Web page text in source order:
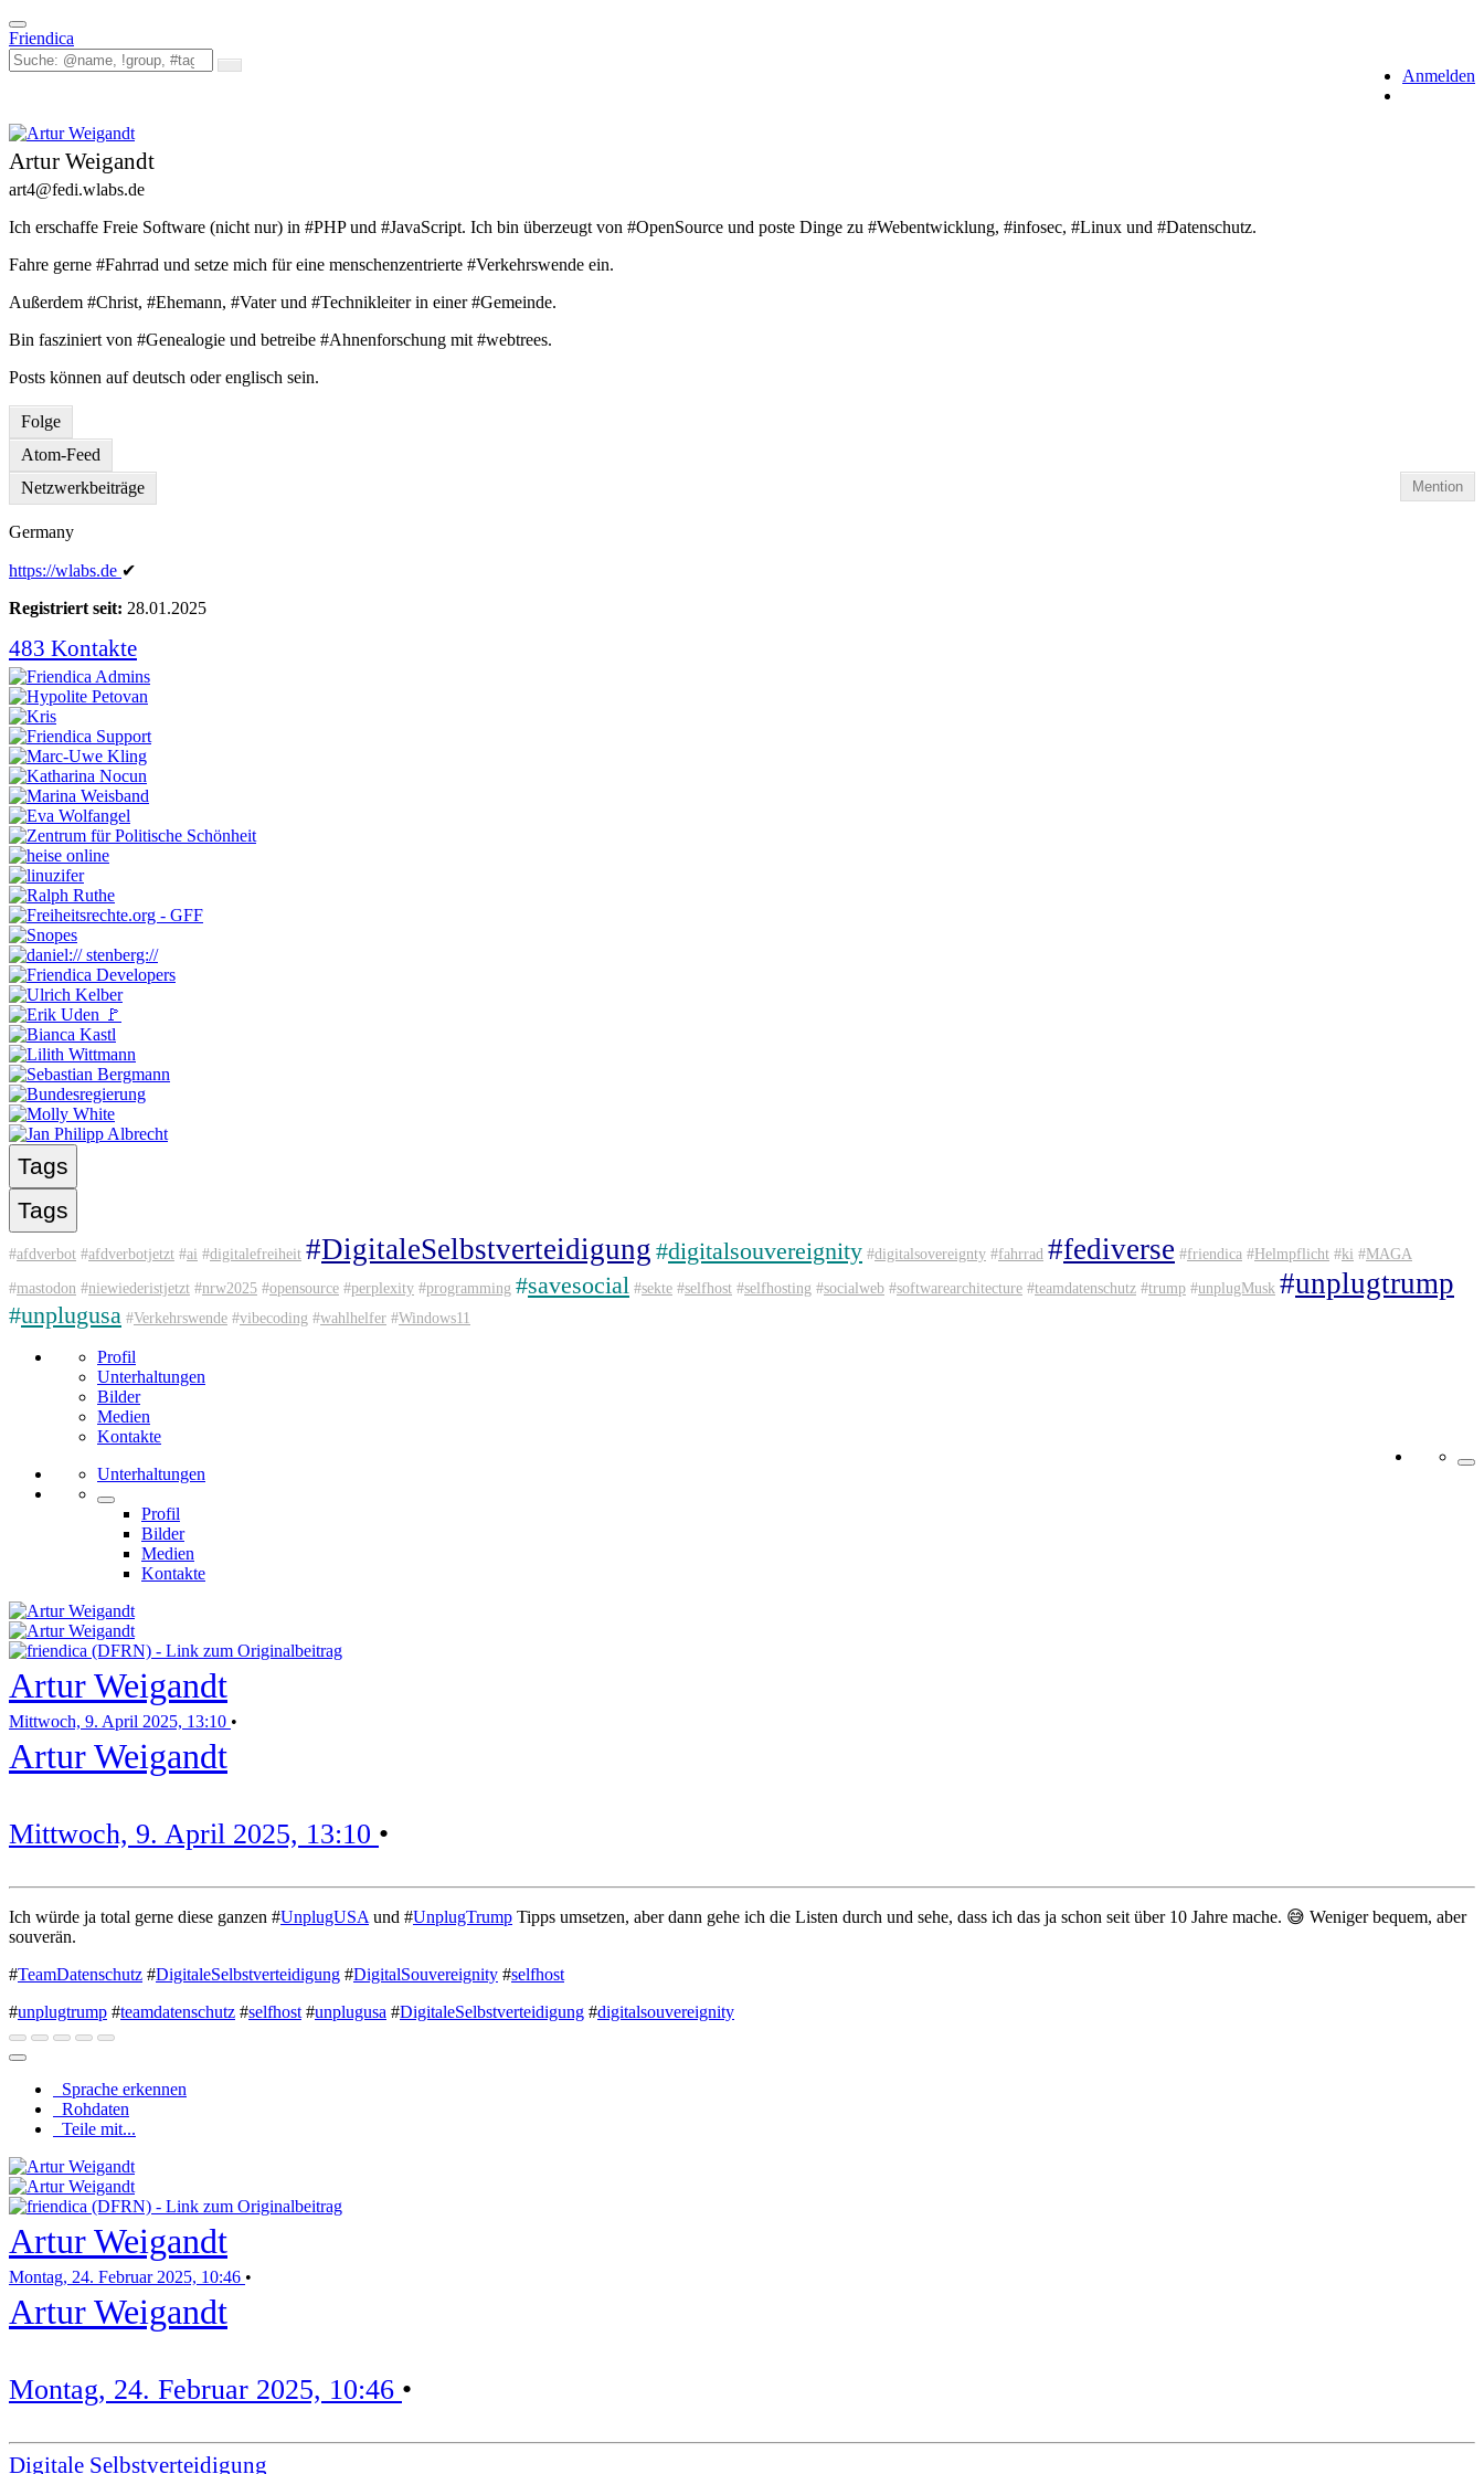
Toggle
navigation
Friendica
Anmelden
Artur Weigandt
art4@fedi.wlabs.de
Ich erschaffe Freie Software (nicht nur) in #PHP und #JavaScript. Ich bin überzeugt von #OpenSource und poste Dinge zu #Webentwicklung, #infosec, #Linux und #Datenschutz.
Fahre gerne #Fahrrad und setze mich für eine menschenzentrierte #Verkehrswende ein.
Außerdem #Christ, #Ehemann, #Vater und #Technikleiter in einer #Gemeinde.
Bin fasziniert von #Genealogie und betreibe #Ahnenforschung mit #webtrees.
Posts können auf deutsch oder englisch sein.
Folge
Atom-Feed
Mention
Netzwerkbeiträge
Germany
https://wlabs.de ✔
Registriert seit: 28.01.2025
483 Kontakte
Kontakte
anzeigen
Tags
Tags
#afdverbot #afdverbotjetzt #ai #digitalefreiheit #DigitaleSelbstverteidigung #digitalsouvereignity #digitalsovereignty #fahrrad #fediverse #friendica #Helmpflicht #ki #MAGA
#mastodon #niewiederistjetzt #nrw2025 #opensource #perplexity #programming #savesocial #sekte #selfhost #selfhosting #socialweb #softwarearchitecture #teamdatenschutz #trump #unplugMusk #unplugtrump
#unplugusa #Verkehrswende #vibecoding #wahlhelfer #Windows11
Profil
Unterhaltungen
Bilder
Medien
Kontakte
Unterhaltungen
Profil
Bilder
Medien
Kontakte
Artur Weigandt
Mittwoch, 9. April 2025, 13:10 •
Artur Weigandt
Mittwoch, 9. April 2025, 13:10 •
Ich würde ja total gerne diese ganzen #UnplugUSA und #UnplugTrump Tipps umsetzen, aber dann gehe ich die Listen durch und sehe, dass ich das ja schon seit über 10 Jahre mache. 😅 Weniger bequem, aber
souverän.
#TeamDatenschutz #DigitaleSelbstverteidigung #DigitalSouvereignity #selfhost
#unplugtrump #teamdatenschutz #selfhost #unplugusa #DigitaleSelbstverteidigung #digitalsouvereignity
Sprache erkennen
Rohdaten
Teile mit...
Artur Weigandt
Montag, 24. Februar 2025, 10:46 •
Artur Weigandt
Montag, 24. Februar 2025, 10:46 •
Digitale Selbstverteidigung